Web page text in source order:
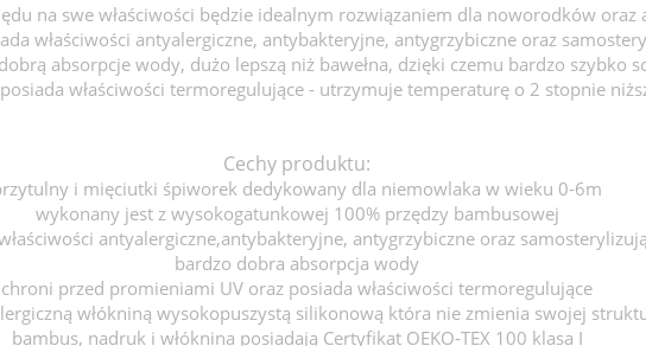
na swe właściwości będzie idealnym rozwiązaniem dla noworodków oraz
właściwości antyalergiczne, antybakteryjne, antygrzybiczne oraz
absorpcje wody, dużo lepszą niż bawełna, dzięki czemu bardzo szybko
właściwości termoregulujące - utrzymuje temperaturę o 2 stopnie
Cechy produktu:
i mięciutki śpiworek dedykowany dla niemowlaka w wieku 0-6m
wykonany jest z wysokogatunkowej 100% przędzy bambusowej
antyalergiczne,antybakteryjne, antygrzybiczne oraz
bardzo dobra absorpcja wody
chroni przed promieniami UV oraz posiada właściwości termoregulujące
włókniną wysokopuszystą silikonową która nie zmienia swojej
bambus, nadruk i włóknina posiadają Certyfikat OEKO-TEX 100 klasa I